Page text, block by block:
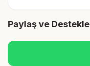
Paylaş ve Destekle